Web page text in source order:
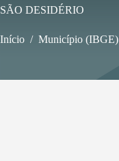
SÃO DESIDÉRIO
Início / Município (IBGE)